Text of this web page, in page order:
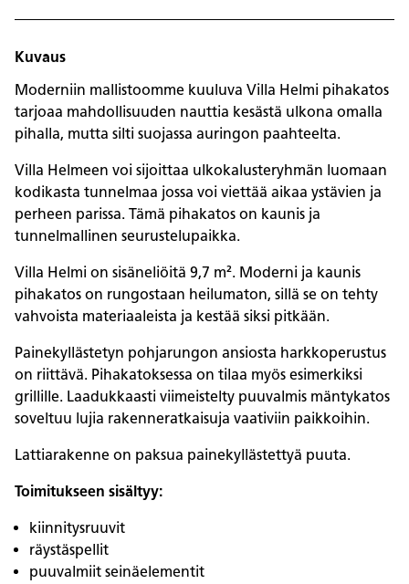
Kuvaus
Moderniin mallistoomme kuuluva Villa Helmi pihakatos
tarjoaa mahdollisuuden nauttia kesästä ulkona omalla
pihalla, mutta silti suojassa auringon paahteelta.
Villa Helmeen voi sijoittaa ulkokalusteryhmän luomaan
kodikasta tunnelmaa jossa voi viettää aikaa ystävien ja
perheen parissa. Tämä pihakatos on kaunis ja
tunnelmallinen seurustelupaikka.
Villa Helmi on sisäneliöitä 9,7 m². Moderni ja kaunis
pihakatos on rungostaan heilumaton, sillä se on tehty
vahvoista materiaaleista ja kestää siksi pitkään.
Painekyllästetyn pohjarungon ansiosta harkkoperustus
on riittävä. Pihakatoksessa on tilaa myös esimerkiksi
grillille. Laadukkaasti viimeistelty puuvalmis mäntykatos
soveltuu lujia rakenneratkaisuja vaativiin paikkoihin.
Lattiarakenne on paksua painekyllästettyä puuta.
Toimitukseen sisältyy:
kiinnitysruuvit
räystäspellit
puuvalmiit seinäelementit